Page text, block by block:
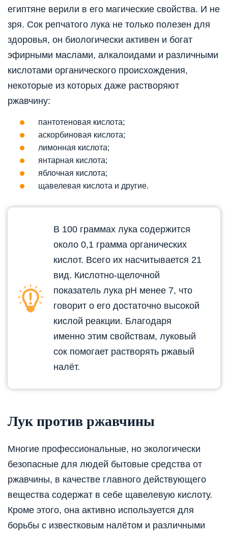
египтяне верили в его магические свойства. И не
зря. Сок репчатого лука не только полезен для
здоровья, он биологически активен и богат
эфирными маслами, алкалоидами и различными
кислотами органического происхождения,
некоторые из которых даже растворяют
ржавчину:
пантотеновая кислота;
аскорбиновая кислота;
лимонная кислота;
янтарная кислота;
яблочная кислота;
щавелевая кислота и другие.
В 100 граммах лука содержится
около 0,1 грамма органических
кислот. Всего их насчитывается 21
вид. Кислотно-щелочной
показатель лука рН менее 7, что
говорит о его достаточно высокой
кислой реакции. Благодаря
именно этим свойствам, луковый
сок помогает растворять ржавый
налёт.
Лук против ржавчины
Многие профессиональные, но экологически
безопасные для людей бытовые средства от
ржавчины, в качестве главного действующего
вещества содержат в себе щавелевую кислоту.
Кроме этого, она активно используется для
борьбы с известковым налётом и различными